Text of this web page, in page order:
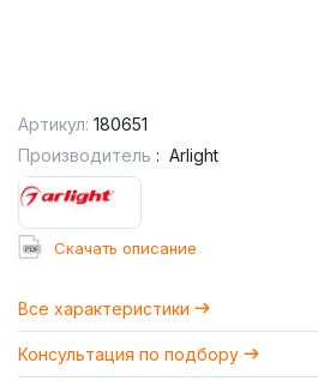
Артикул: 180651
Производитель : Arlight
Cкачать описание
Все характеристики
Консультация по подбору